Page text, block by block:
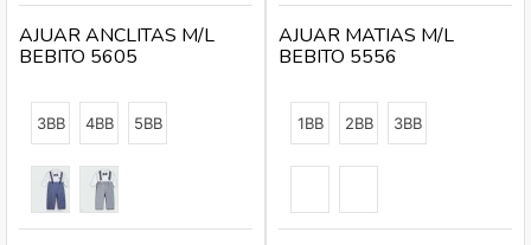
3BB 4BB 5BB
AJUAR ANCLITAS M/L
BEBITO 5605
1BB 2BB 3BB
AJUAR MATIAS M/L
BEBITO 5556